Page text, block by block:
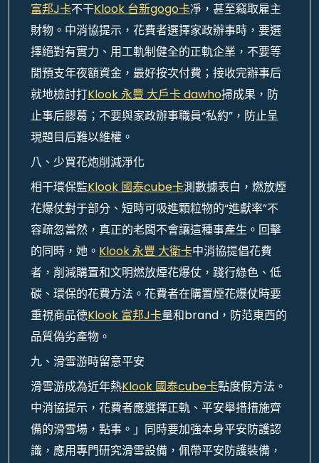
富邦J卡不干Klook 台新gogo卡凈，甚至竊取雇主
財物。中消協提示，花費者選擇家政辦事時，要選
擇絕對有實力、用工軌制健全的正軌企業，不要等
閒預支年夜額資金，最好按次付費；接收完辦事后
就地檢討打Klook 永豐 大戶卡 dawho掃成果，防
止事后膠葛；不要與家政辦事職員“私約”，防止呈
現題目后難以維權。
八、少買花炮削減淨化
相干環保監Klook 國泰cube卡測數據表白，燃放煙
花爆仗對于部分、短時可吸進顆粒物的“進獻率”不
容疏忽當然，真正的老闆不會讓這種事產生。回擊
的同時，她。 Klook 永豐 大衛卡中消協提倡花費
者，削減購置和文明燃放煙花爆仗，踐行綠色、低
碳、環保的花費方法。花費者在購置煙花爆仗時要
重視商品德Klook 富邦J卡量和brand，防范東西的
品質偽劣產物。
九、滑雪游時留意平安
滑雪游成為近年熱Klook 國泰cube卡點度假方法。
中消協提示，花費者應選擇正軌、平安舉措措施齊
備的滑雪場，點事。」同時要加強本身平安防護認
識，應用專門研究滑雪設備，佩帶平安防護裝備，